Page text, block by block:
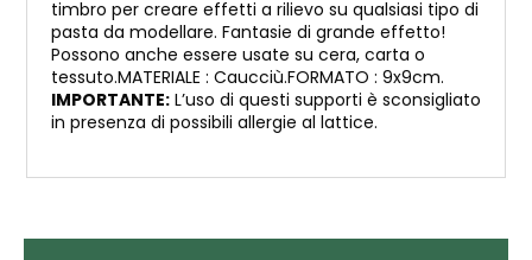
timbro per creare effetti a rilievo su qualsiasi tipo di
pasta da modellare. Fantasie di grande effetto!
Possono anche essere usate su cera, carta o
tessuto.MATERIALE : Caucciù.FORMATO : 9x9cm.
IMPORTANTE: L’uso di questi supporti è sconsigliato
in presenza di possibili allergie al lattice.